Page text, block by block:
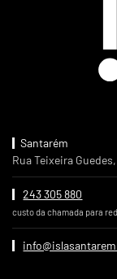
Santarém
Rua Teixeira
243 305 880
custo da chamada para